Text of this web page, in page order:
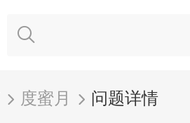
度蜜月 问题详情